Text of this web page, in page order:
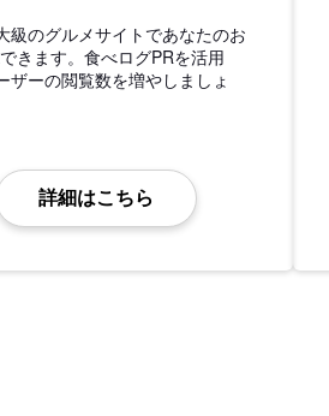
級のグルメサイトであなたのお
きます。食べログPRを活用
ザーの閲覧数を増やしましょ
詳細はこちら